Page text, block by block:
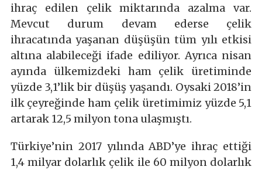
ihraç edilen çelik miktarında azalma var.
Mevcut durum devam ederse çelik
ihracatında yaşanan düşüşün tüm yılı etkisi
altına alabileceği ifade ediliyor. Ayrıca nisan
ayında ülkemizdeki ham çelik üretiminde
yüzde 3,1’lik bir düşüş yaşandı. Oysaki 2018’in
ilk çeyreğinde ham çelik üretimimiz yüzde 5,1
artarak 12,5 milyon tona ulaşmıştı.
Türkiye’nin 2017 yılında ABD’ye ihraç ettiği
1,4 milyar dolarlık çelik ile 60 milyon dolarlık